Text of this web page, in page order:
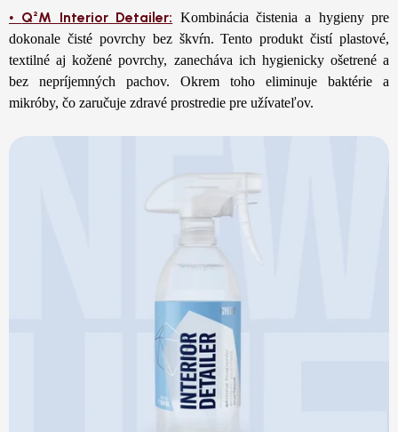
• Q²M Interior Detailer: Kombinácia čistenia a hygieny pre
dokonale čisté povrchy bez škvŕn. Tento produkt čistí plastové,
textilné aj kožené povrchy, zanecháva ich hygienicky ošetrené a
bez nepríjemných pachov. Okrem toho eliminuje baktérie a
mikróby, čo zaručuje zdravé prostredie pre užívateľov.